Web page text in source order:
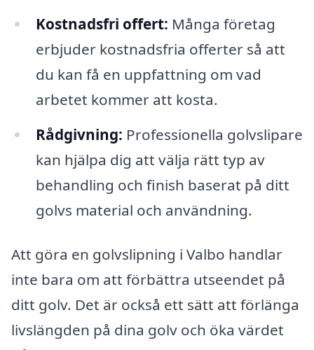
Kostnadsfri offert: Många företag
erbjuder kostnadsfria offerter så att
du kan få en uppfattning om vad
arbetet kommer att kosta.
Rådgivning: Professionella golvslipare
kan hjälpa dig att välja rätt typ av
behandling och finish baserat på ditt
golvs material och användning.
Att göra en golvslipning i Valbo handlar
inte bara om att förbättra utseendet på
ditt golv. Det är också ett sätt att förlänga
livslängden på dina golv och öka värdet